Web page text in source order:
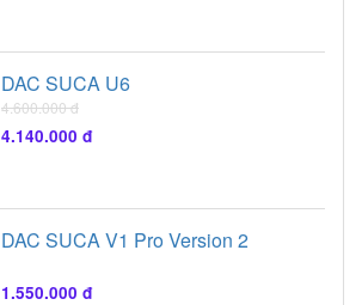
DAC SUCA U6
4.600.000 đ
4.140.000 đ
DAC SUCA V1 Pro Version 2
1.550.000 đ